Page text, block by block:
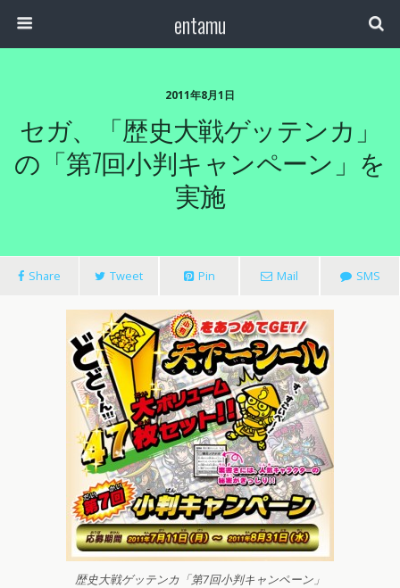
entamu
2011年8月1日
セガ、「歴史大戦ゲッテンカ」
の「第7回小判キャンペーン」を
実施
Share Tweet Pin Mail SMS
歴史大戦ゲッテンカ「第7回小判キャンペーン」